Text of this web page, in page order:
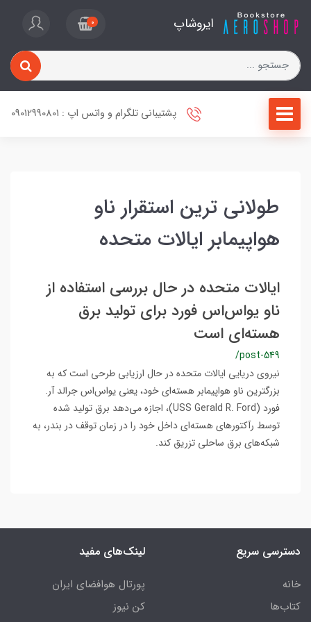
ایروشاپ 0
پشتیبانی تلگرام و واتس اپ : 09012990801
طولانی ترین استقرار ناو
هواپیمابر ایالات متحده
ایالات متحده در حال بررسی استفاده از
ناو یو‌اس‌اس فورد برای تولید برق
هسته‌ای است
/post-549
نیروی دریایی ایالات متحده در حال ارزیابی طرحی است که به
بزرگترین ناو هواپیمابر هسته‌ای خود، یعنی یو‌اس‌اس جرالد آر.
فورد (USS Gerald R. Ford)، اجازه می‌دهد برق تولید شده
توسط رآکتورهای هسته‌ای داخل خود را در زمان توقف در بندر، به
شبکه‌های برق ساحلی تزریق کند.
دسترسی سریع
خانه
کتاب‌ها
لینک‌های مفید
پورتال هوافضای ایران
کن نیوز